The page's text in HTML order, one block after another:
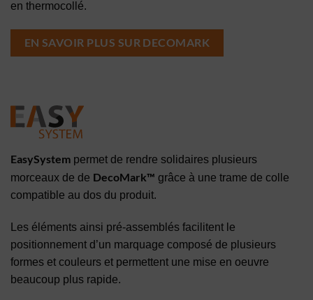
en thermocollé.
EN SAVOIR PLUS SUR DECOMARK
EasySystem permet de rendre solidaires plusieurs
morceaux de de DecoMark™ grâce à une trame de colle
compatible au dos du produit.
Les éléments ainsi pré-assemblés facilitent le
positionnement d’un marquage composé de plusieurs
formes et couleurs et permettent une mise en oeuvre
beaucoup plus rapide.